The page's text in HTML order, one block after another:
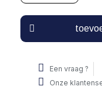
Een vraag ?
Onze